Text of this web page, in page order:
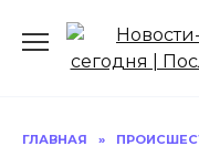
содержанию
ГЛАВНАЯ »